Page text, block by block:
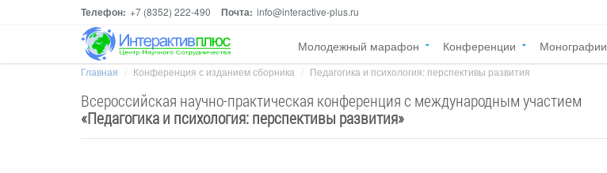
Телефон: +7 (8352) 222-490 Почта: info@interactive-plus.ru
Молодежный марафон Конференции Монографии
Главная Конференция с изданием сборника Педагогика и психология: перспективы развития
Всероссийская научно-практическая конференция с международным участием
«Педагогика и психология: перспективы развития»